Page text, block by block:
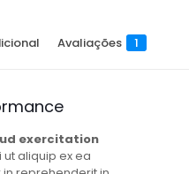
Avaliações 1
exercitation
aliquip ex ea